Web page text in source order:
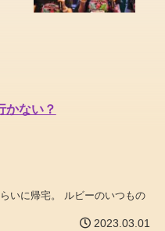
かない？
いに帰宅。 ルビーのいつもの
2023.03.01